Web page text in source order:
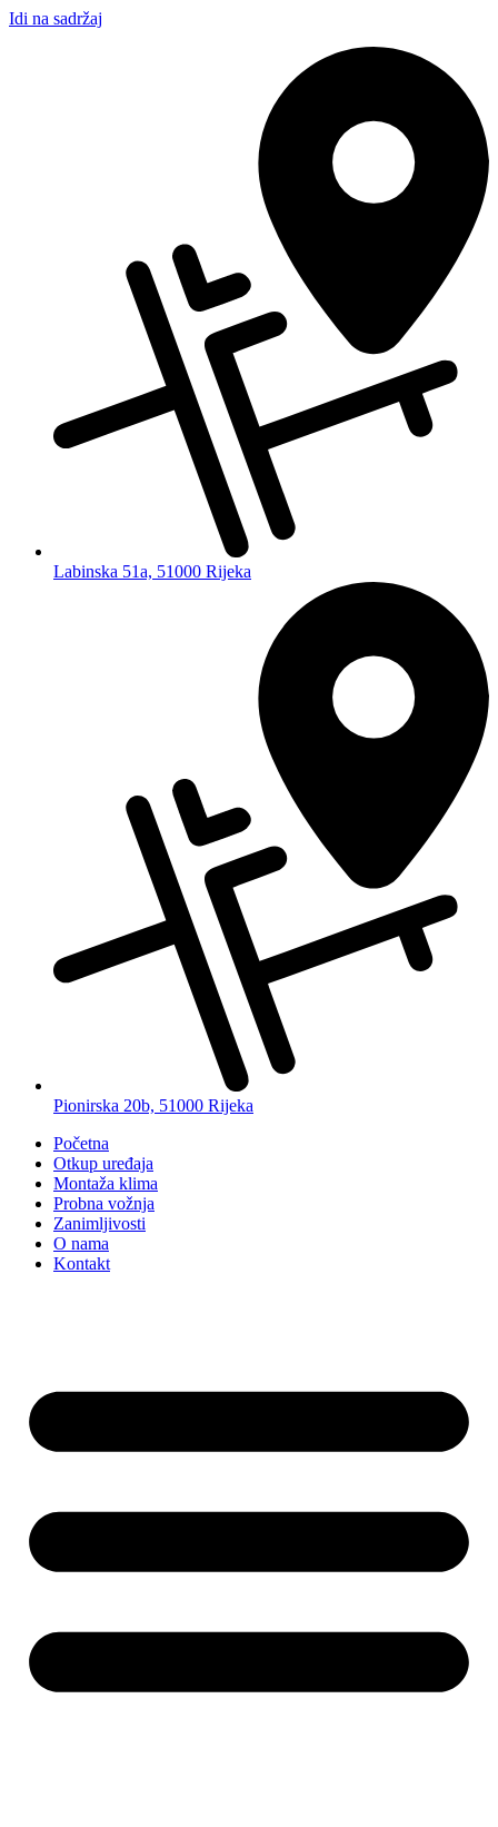
Idi na sadržaj
Labinska 51a, 51000 Rijeka
Pionirska 20b, 51000 Rijeka
Početna
Otkup uređaja
Montaža klima
Probna vožnja
Zanimljivosti
O nama
Kontakt